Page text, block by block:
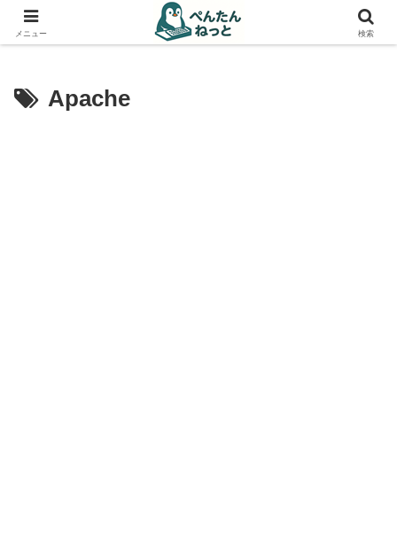
PCやガジェットの備忘録
Apache
メニュー 検索